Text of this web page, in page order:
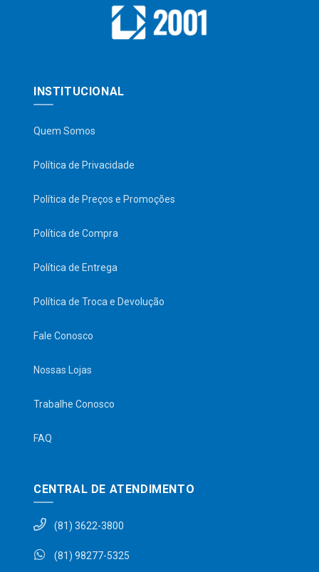
INSTITUCIONAL
Quem Somos
Política de Privacidade
Política de Preços e Promoções
Política de Compra
Política de Entrega
Política de Troca e Devolução
Fale Conosco
Nossas Lojas
Trabalhe Conosco
FAQ
CENTRAL DE ATENDIMENTO
(81) 3622-3800
(81) 98277-5325